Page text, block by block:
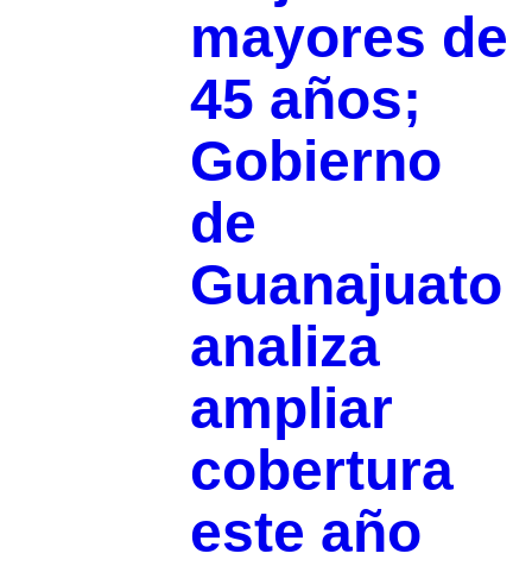
mayores de
45 años;
Gobierno
de
Guanajuato
analiza
ampliar
cobertura
este año